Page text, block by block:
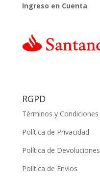
Ingreso en Cuenta
RGPD
Términos y Condiciones
Política de Privacidad
Política de Devoluciones
Política de Envíos